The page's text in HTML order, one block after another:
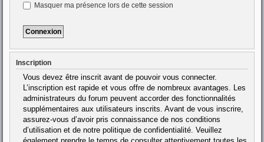
Masquer ma présence lors de cette session
Inscription
Vous devez être inscrit avant de pouvoir vous connecter.
L’inscription est rapide et vous offre de nombreux avantages. Les
administrateurs du forum peuvent accorder des fonctionnalités
supplémentaires aux utilisateurs inscrits. Avant de vous inscrire,
assurez-vous d’avoir pris connaissance de nos conditions
d’utilisation et de notre politique de confidentialité. Veuillez